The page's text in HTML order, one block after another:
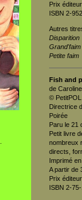
Prix
ISBN 2-
Autres
Disparition
Grand'faim
Petite faim
Fish and
de
©
Directrice
Poirée
Paru le 21
Petit livre
nombreux
directs,
Imprimé
A partir de
Prix
ISBN 2-